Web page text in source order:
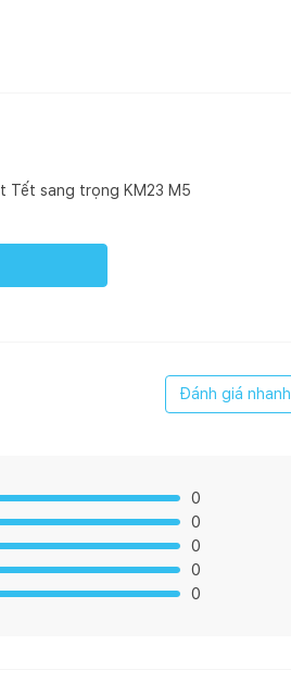
Tết sang trọng KM23 M5
Đánh giá nhanh
0
0
0
0
0